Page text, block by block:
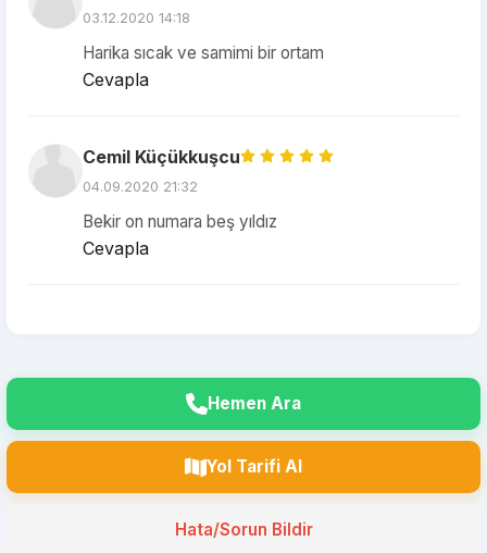
03.12.2020 14:18
Harika sıcak ve samimi bir ortam
Cevapla
Cemil Küçükkuşcu
04.09.2020 21:32
Bekir on numara beş yıldız
Cevapla
Hemen Ara
Yol Tarifi Al
Hata/Sorun Bildir